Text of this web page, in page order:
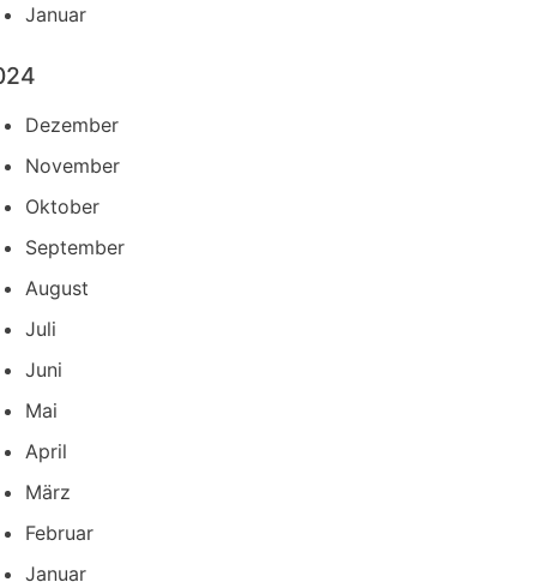
Januar
Dezember
November
Oktober
September
August
Juli
Juni
Mai
April
März
Februar
Januar